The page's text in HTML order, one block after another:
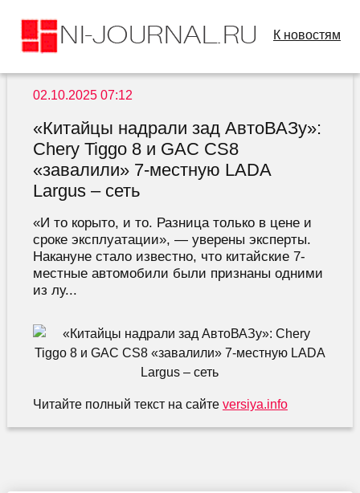
К новостям
02.10.2025 07:12
«Китайцы надрали зад АвтоВАЗу»:
Chery Tiggo 8 и GAC CS8
«завалили» 7-местную LADA
Largus – сеть
«И то корыто, и то. Разница только в цене и
сроке эксплуатации», — уверены эксперты.
Накануне стало известно, что китайские 7-
местные автомобили были признаны одними
из лу...
Читайте полный текст на сайте versiya.info